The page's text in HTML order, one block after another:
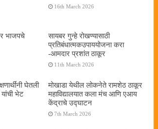
16th March 2026
भाजपचे
सायबर गुन्हे रोखण्यासाठी
प्रतिबंधात्मकउपाययोजना करा
-आमदार प्रशांत ठाकूर
11th March 2026
घेतली
भेट
मोखाडा येथील लोकनेते रामशेठ ठाकूर
महाविद्यालयात कला मंच आणि एआय
केंद्राचे उद्घाटन
7th March 2026